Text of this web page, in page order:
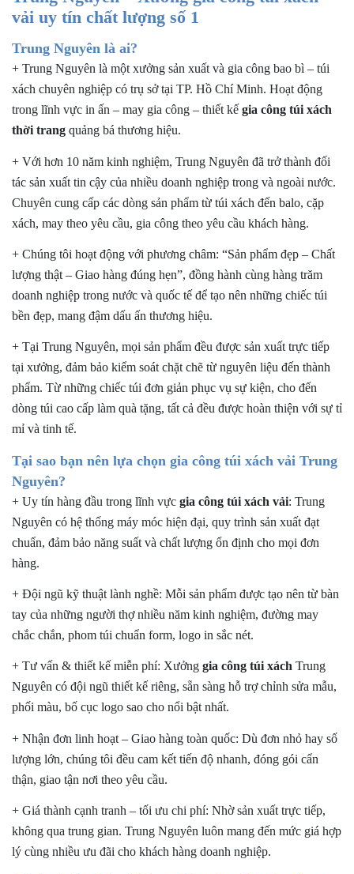
vải uy tín chất lượng số 1
Trung Nguyên là ai?
+ Trung Nguyên là một xưởng sản xuất và gia công bao bì – túi
xách chuyên nghiệp có trụ sở tại TP. Hồ Chí Minh. Hoạt động
trong lĩnh vực in ấn – may gia công – thiết kế gia công túi xách
thời trang quảng bá thương hiệu.
+ Với hơn 10 năm kinh nghiệm, Trung Nguyên đã trở thành đối
tác sản xuất tin cậy của nhiều doanh nghiệp trong và ngoài nước.
Chuyên cung cấp các dòng sản phẩm từ túi xách đến balo, cặp
xách, may theo yêu cầu, gia công theo yêu cầu khách hàng.
+ Chúng tôi hoạt động với phương châm: “Sản phẩm đẹp – Chất
lượng thật – Giao hàng đúng hẹn”, đồng hành cùng hàng trăm
doanh nghiệp trong nước và quốc tế để tạo nên những chiếc túi
bền đẹp, mang đậm dấu ấn thương hiệu.
+ Tại Trung Nguyên, mọi sản phẩm đều được sản xuất trực tiếp
tại xưởng, đảm bảo kiểm soát chặt chẽ từ nguyên liệu đến thành
phẩm. Từ những chiếc túi đơn giản phục vụ sự kiện, cho đến
dòng túi cao cấp làm quà tặng, tất cả đều được hoàn thiện với sự tỉ
mỉ và tinh tế.
Tại sao bạn nên lựa chọn gia công túi xách vải Trung
Nguyên?
+ Uy tín hàng đầu trong lĩnh vực gia công túi xách vải: Trung
Nguyên có hệ thống máy móc hiện đại, quy trình sản xuất đạt
chuẩn, đảm bảo năng suất và chất lượng ổn định cho mọi đơn
hàng.
+ Đội ngũ kỹ thuật lành nghề: Mỗi sản phẩm được tạo nên từ bàn
tay của những người thợ nhiều năm kinh nghiệm, đường may
chắc chắn, phom túi chuẩn form, logo in sắc nét.
+ Tư vấn & thiết kế miễn phí: Xưởng gia công túi xách Trung
Nguyên có đội ngũ thiết kế riêng, sẵn sàng hỗ trợ chỉnh sửa mẫu,
phối màu, bố cục logo sao cho nổi bật nhất.
+ Nhận đơn linh hoạt – Giao hàng toàn quốc: Dù đơn nhỏ hay số
lượng lớn, chúng tôi đều cam kết tiến độ nhanh, đóng gói cẩn
thận, giao tận nơi theo yêu cầu.
+ Giá thành cạnh tranh – tối ưu chi phí: Nhờ sản xuất trực tiếp,
không qua trung gian. Trung Nguyên luôn mang đến mức giá hợp
lý cùng nhiều ưu đãi cho khách hàng doanh nghiệp.